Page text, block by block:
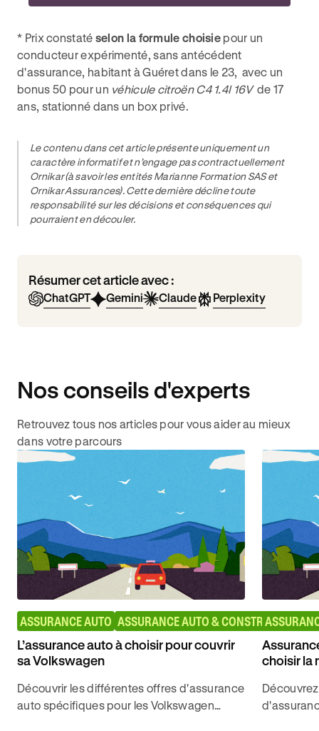
* Prix constaté selon la formule choisie pour un
conducteur expérimenté, sans antécédent
d'assurance, habitant à Guéret dans le 23, avec un
bonus 50 pour un véhicule citroën C4 1.4I 16Vde 17
ans, stationné dans un box privé.
Le contenu dans cet article présente uniquement un
caractère informatif et n’engage pas contractuellement
Ornikar (à savoir les entités Marianne Formation SAS et
Ornikar Assurances). Cette dernière décline toute
responsabilité sur les décisions et conséquences qui
pourraient en découler.
Résumer cet article avec :
ChatGPT Gemini Claude Perplexity
Nos conseils d'experts
Retrouvez tous nos articles pour vous aider au mieux
dans votre parcours
ASSURANCE AUTO ASSURANCE AUTO & CONSTRUCTEURS
L’assurance auto à choisir pour couvrir
sa Volkswagen
Découvrir les différentes offres d'assurance
auto spécifiques pour les Volkswagen
choisir la